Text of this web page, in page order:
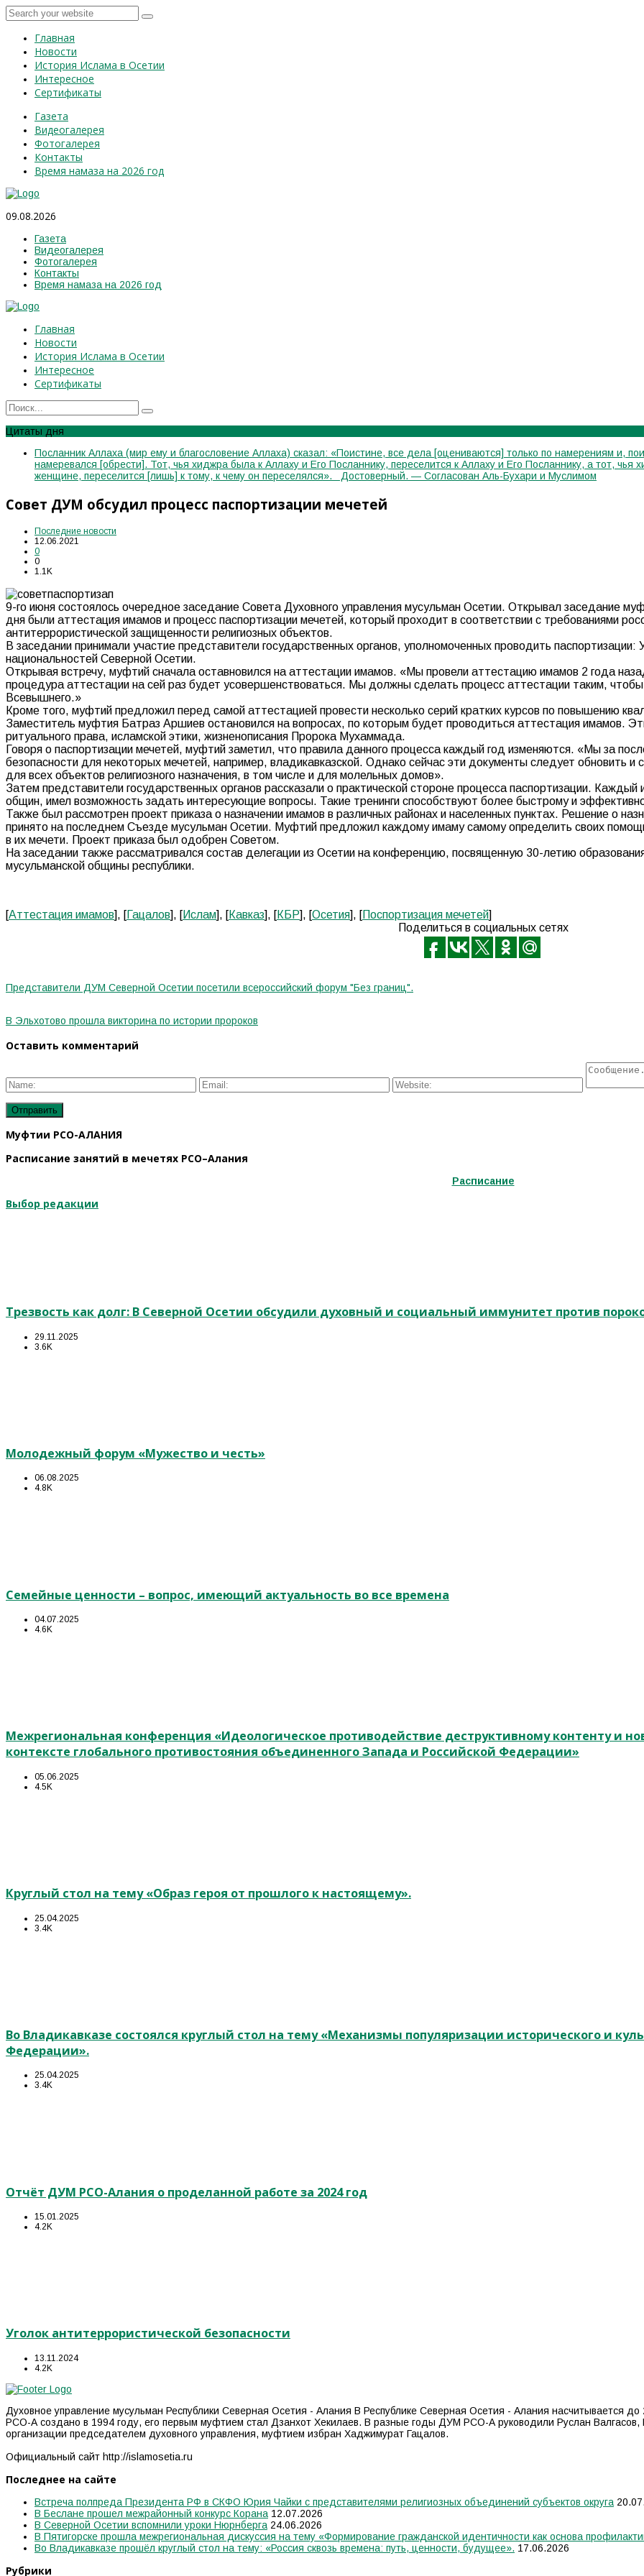
Главная
Новости
История Ислама в Осетии
Интересное
Сертификаты
Газета
Видеогалерея
Фотогалерея
Контакты
Время намаза на 2026 год
09.08.2026
Газета
Видеогалерея
Фотогалерея
Контакты
Время намаза на 2026 год
Главная
Новости
История Ислама в Осетии
Интересное
Сертификаты
Цитаты дня
Посланник Аллаха (мир ему и благословение Аллаха) сказал: «Поистине, все дела [оцениваются] только по намерениям и,
намеревался [обрести]. Тот, чья хиджра была к Аллаху и Его Посланнику, переселится к Аллаху и Его Посланнику, а тот,
женщине, переселится [лишь] к тому, к чему он переселялся». Достоверный. — Согласован Аль-Бухари и Муслимом
Совет ДУМ обсудил процесс паспортизации мечетей
Последние новости
12.06.2021
0
0
1.1K
9-го июня состоялось очередное заседание Совета Духовного управления мусульман Осетии. Открывал заседание
дня были аттестация имамов и процесс паспортизации мечетей, который проходит в соответствии с требованиями
антитеррористической защищенности религиозных объектов.
В заседании принимали участие представители государственных органов, уполномоченных проводить
национальностей Северной Осетии.
Открывая встречу, муфтий сначала оставновился на аттестации имамов. «Мы провели аттестацию имамов 2 года
процедура аттестации на сей раз будет усовершенствоваться. Мы должны сделать процесс аттестации таким,
Всевышнего.»
Кроме того, муфтий предложил перед самой аттестацией провести несколько серий кратких курсов по повышению
Заместитель муфтия Батраз Аршиев остановился на вопросах, по которым будет проводиться аттестация имамов.
ритуального права, исламской этики, жизненописания Пророка Мухаммада.
Говоря о паспортизации мечетей, муфтий заметил, что правила данного процесса каждый год изменяются. «Мы за
безопасности для некоторых мечетей, например, владикавказской. Однако сейчас эти документы следует обновить
для всех объектов религиозного назначения, в том числе и для молельных домов».
Затем представители государственных органов рассказали о практической стороне процесса паспортизации.
общин, имел возможность задать интересующие вопросы. Такие тренинги способствуют более быстрому и
Также был рассмотрен проект приказа о назначении имамов в различных районах и населенных пунктах. Решение о
принято на последнем Съезде мусульман Осетии. Муфтий предложил каждому имаму самому определить своих
в их мечети. Проект приказа был одобрен Советом.
На заседании также рассматривался состав делегации из Осетии на конференцию, посвященную 30-летию
мусульманской общины республики.
[Аттестация имамов], [Гацалов], [Ислам], [Кавказ], [КБР], [Осетия], [Поспортизация мечетей]
Поделиться в социальных сетях
Представители ДУМ Северной Осетии посетили всероссийский форум "Без границ".
В Эльхотово прошла викторина по истории пророков
Оставить комментарий
Муфтии РСО-АЛАНИЯ
Расписание занятий в мечетях РСО–Алания
Расписание
Выбор редакции
Трезвость как долг: В Северной Осетии обсудили духовный и социальный иммунитет против
29.11.2025
3.6K
Молодежный форум «Мужество и честь»
06.08.2025
4.8K
Семейные ценности – вопрос, имеющий актуальность во все времена
04.07.2025
4.6K
Межрегиональная конференция «Идеологическое противодействие деструктивному контенту и
контексте глобального противостояния объединенного Запада и Российской Федерации»
05.06.2025
4.5K
Круглый стол на тему «Образ героя от прошлого к настоящему».
25.04.2025
3.4K
Во Владикавказе состоялся круглый стол на тему «Механизмы популяризации исторического и
Федерации».
25.04.2025
3.4K
Отчёт ДУМ РСО-Алания о проделанной работе за 2024 год
15.01.2025
4.2K
Уголок антитеррористической безопасности
13.11.2024
4.2K
Духовное управление мусульман Республики Северная Осетия - Алания В Республике Северная Осетия - Алания насчитывается
РСО-А создано в 1994 году, его первым муфтием стал Дзанхот Хекилаев. В разные годы ДУМ РСО-А руководили Руслан
организации председателем духовного управления, муфтием избран Хаджимурат Гацалов.
Официальный сайт http://islamosetia.ru
Последнее на сайте
Встреча полпреда Президента РФ в СКФО Юрия Чайки с представителями религиозных объединений субъектов округа
В Беслане прошел межрайонный конкурс Корана 12.07.2026
В Северной Осетии вспомнили уроки Нюрнберга 24.06.2026
В Пятигорске прошла межрегиональная дискуссия на тему «Формирование гражданской идентичности как основа
Во Владикавказе прошёл круглый стол на тему: «Россия сквозь времена: путь, ценности, будущее». 17.06.2026
Рубрики